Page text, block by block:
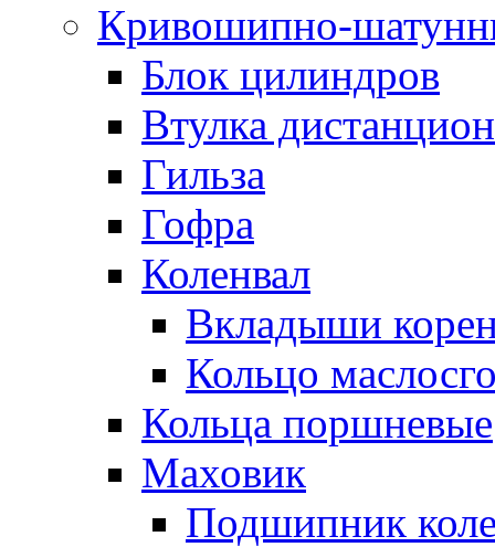
Кривошипно-
Блок цилиндров
Втулка
Гильза
Гофра
Коленвал
Вкладыши
Кольцо
Кольца поршневые
Маховик
Подшипник